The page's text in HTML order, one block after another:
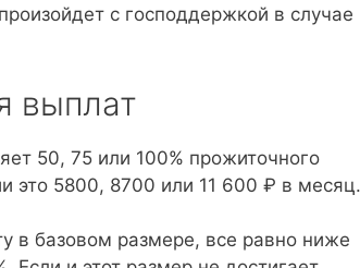
с господдержкой в случае
выплат
50, 75 или 100% прожиточного
это 5800, 8700 или 11 600 ₽ в месяц.
в базовом размере, все равно ниже